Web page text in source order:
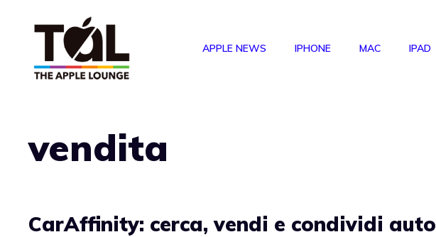
APPLE NEWS IPHONE MAC IPAD
vendita
CarAffinity: cerca, vendi e condividi auto